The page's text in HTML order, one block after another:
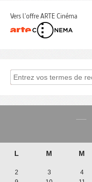
Vers l'offre ARTE Cinéma
L M M
2
3 4